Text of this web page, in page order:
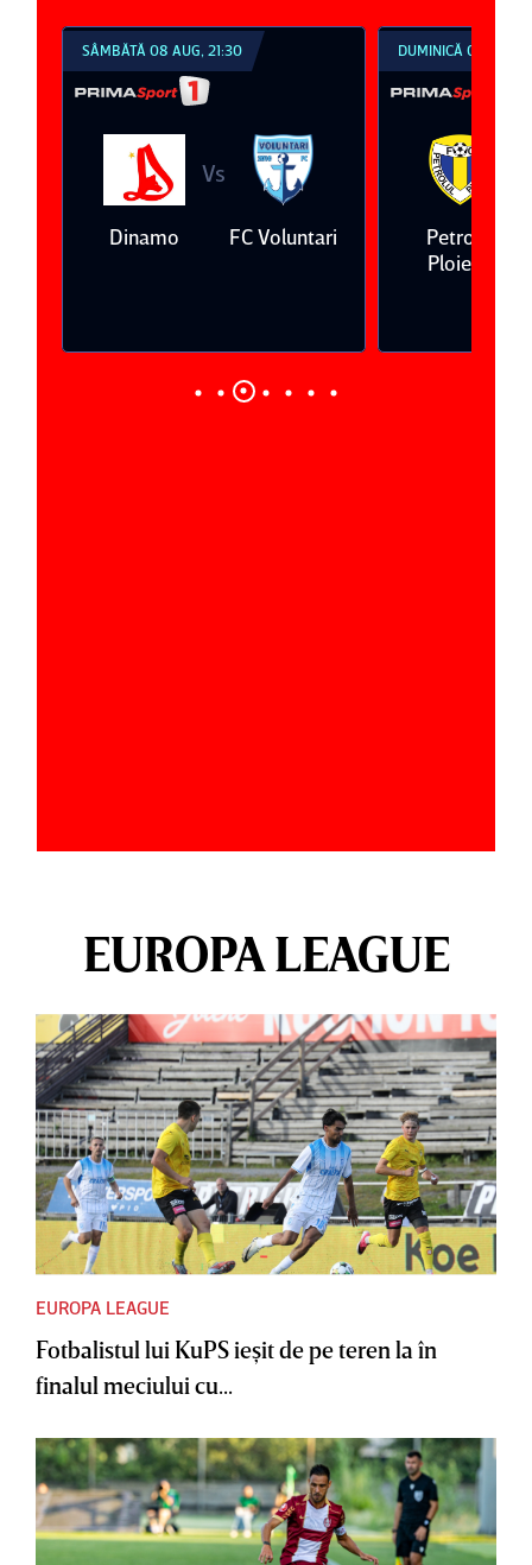
SÂMBĂTĂ 08 AUG, 21:30
Dinamo
Vs
FC Voluntari
DUMINICĂ 09 AUG,
Petrolul
Ploieşti
EUROPA LEAGUE
EUROPA LEAGUE
Fotbalistul lui KuPS ieşit de pe teren la în
finalul meciului cu...